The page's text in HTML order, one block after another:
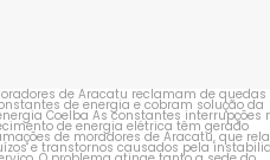
Moradores de Aracatu reclamam de
quedas constantes...
1 0